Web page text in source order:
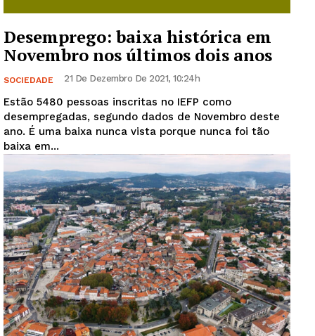
Guimarães, agora!
Desemprego: baixa histórica em
Novembro nos últimos dois anos
SOCIEDADE 21 De Dezembro De 2021, 10:24h
Estão 5480 pessoas inscritas no IEFP como
desempregadas, segundo dados de Novembro deste
ano. É uma baixa nunca vista porque nunca foi tão
baixa em...